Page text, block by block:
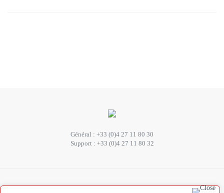
Général : +33 (0)4 27 11 80 30
Support : +33 (0)4 27 11 80 32